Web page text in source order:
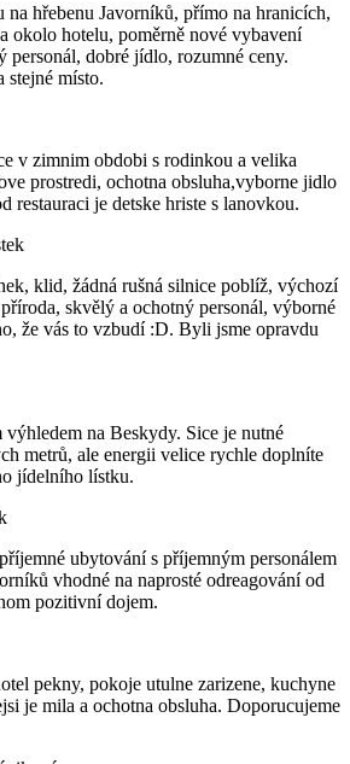
hřebenu Javorníků, přímo na hranicích,
okolo hotelu, poměrně nové vybavení
dobré jídlo, rozumné ceny.
stejné místo.
v zimnim obdobi s rodinkou a velika
prostredi, ochotna obsluha,vyborne jidlo
restauraci je detske hriste s lanovkou.
klid, žádná rušná silnice poblíž, výchozí
skvělý a ochotný personál, výborné
že vás to vzbudí :D. Byli jsme opravdu
na Beskydy. Sice je nutné
metrů, ale energii velice rychle doplníte
jídelního lístku.
ubytování s příjemným personálem
vhodné na naprosté odreagování od
pozitivní dojem.
pekny, pokoje utulne zarizene, kuchyne
je mila a ochotna obsluha. Doporucujeme